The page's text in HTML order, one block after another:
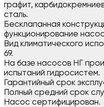
графит,
сталь.
Бесклапанная
функционирование
Вид климатического
69.
На базе насосов НГ
испытаний гидросистем.
Гарантийный срок
Полный средний срок
Насос сертифицирован.